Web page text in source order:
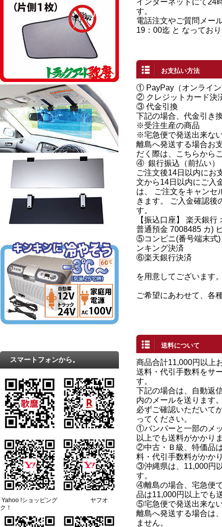
インターネットにて24
す。
電話注文やご質問メー
19：00迄 と なってお
お支払い方法
① PayPay（オンライ
② クレジットカード決
③ 代金引換
下記の場合、代金引き
※受注生産の商品
※宅急便で発送出来な
離島へ発送する場合お
だく際は、こちらから
④ 銀行振込（前払い）
ご注文後14日以内にお
文から14日以内にご入
は、 ご注文をキャンセ
きます。 ご入金確認後
す。
【振込口座】 楽天銀行
普通預金 7008485 カ)
⑤コンビニ(番号端末式)
ンキング決済
⑥楽天銀行決済
を用意してございます
ご希望にあわせて、各
送料について
商品合計11,000円以上
送料・代引手数料をサ
す。
下記の場合は、自動返
内のメールを送ります
必ずご確認いただいて
ってください。
①バンパーと一部のメ
以上でも送料がかかり
②中古・Ｂ級、特価品
料・代引手数料がかか
③沖縄県は、11,000円
す。
④離島の場合、宅急便
品は11,000円以上でも
⑤宅急便で発送出来な
離島へ発送する場合は
ません。
スマートフォンから。
Yahoo !ショッピング ヤフオ
ク！